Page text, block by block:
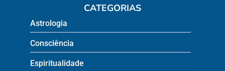
CATEGORIAS
Astrologia
Consciência
Espiritualidade